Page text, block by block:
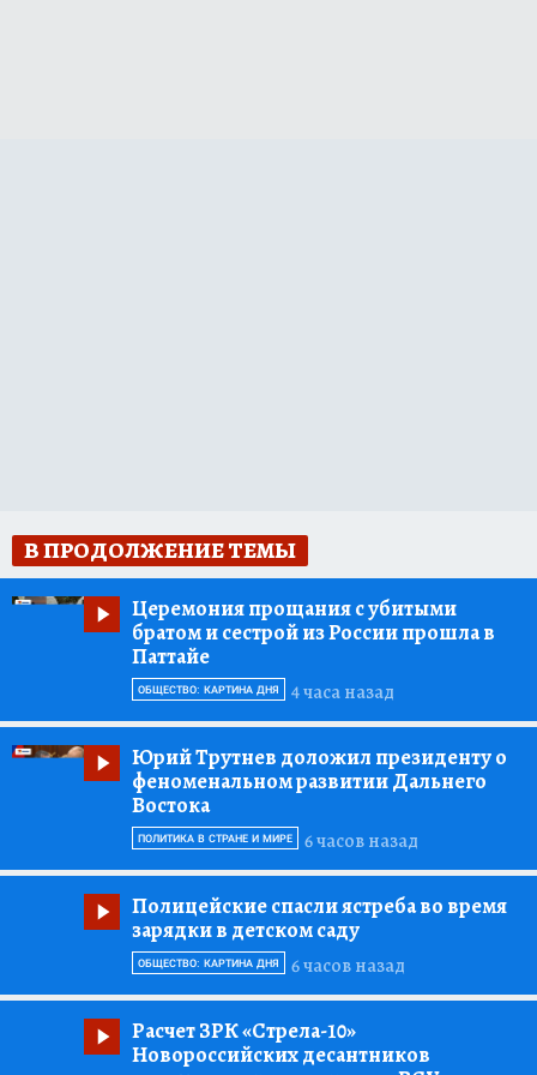
В ПРОДОЛЖЕНИЕ ТЕМЫ
Церемония прощания с убитыми
братом и сестрой из России прошла в
Паттайе
4 часа назад
ОБЩЕСТВО: КАРТИНА ДНЯ
Юрий Трутнев доложил президенту о
феноменальном развитии Дальнего
Востока
6 часов назад
ПОЛИТИКА В СТРАНЕ И МИРЕ
Полицейские спасли ястреба во время
зарядки в детском саду
6 часов назад
ОБЩЕСТВО: КАРТИНА ДНЯ
Расчет ЗРК «Стрела-10»
Новороссийских десантников